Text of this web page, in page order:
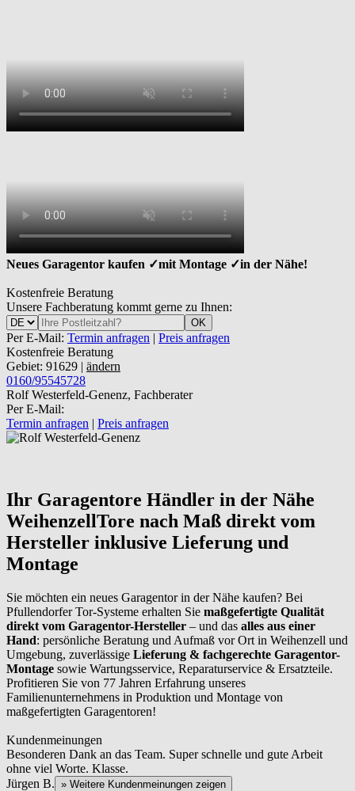
Neues Garagentor kaufen ✓mit Montage ✓in der Nähe!
Kostenfreie Beratung
Unsere Fachberatung kommt gerne zu Ihnen:
OK
Per E-Mail: Termin anfragen | Preis anfragen
Kostenfreie Beratung
Gebiet: 91629 | ändern
0160/95545728
Rolf Westerfeld-Genenz, Fachberater
Per E-Mail:
Termin anfragen | Preis anfragen
Ihr Garagentore Händler in der Nähe
WeihenzellTore nach Maß direkt vom
Hersteller inklusive Lieferung und
Montage
Sie möchten ein neues Garagentor in der Nähe kaufen? Bei
Pfullendorfer Tor-Systeme erhalten Sie maßgefertigte Qualität
direkt vom Garagentor-Hersteller – und das alles aus einer
Hand: persönliche Beratung und Aufmaß vor Ort in Weihenzell und
Umgebung, zuverlässige Lieferung & fachgerechte Garagentor-
Montage sowie Wartungsservice, Reparaturservice & Ersatzteile.
Profitieren Sie von 77 Jahren Erfahrung unseres
Familienunternehmens in Produktion und Montage von
maßgefertigten Garagentoren!
Kundenmeinungen
Besonderen Dank an das Team. Super schnelle und gute Arbeit
ohne viel Worte. Klasse.
Jürgen B. » Weitere Kundenmeinungen zeigen